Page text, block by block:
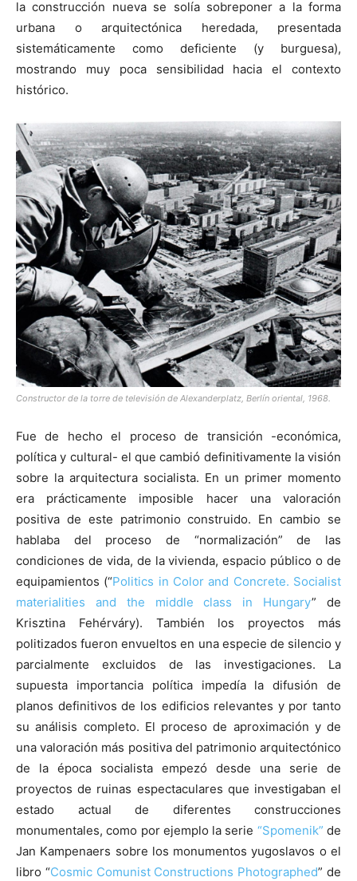
la construcción nueva se solía sobreponer a la forma
urbana o arquitectónica heredada, presentada
sistemáticamente como deficiente (y burguesa),
mostrando muy poca sensibilidad hacia el contexto
histórico.
Constructor de la torre de televisión de Alexanderplatz, Berlín oriental, 1968.
Fue de hecho el proceso de transición -económica,
política y cultural- el que cambió definitivamente la visión
sobre la arquitectura socialista. En un primer momento
era prácticamente imposible hacer una valoración
positiva de este patrimonio construido. En cambio se
hablaba del proceso de “normalización” de las
condiciones de vida, de la vivienda, espacio público o de
equipamientos (“Politics in Color and Concrete. Socialist
materialities and the middle class in Hungary” de
Krisztina Fehérváry). También los proyectos más
politizados fueron envueltos en una especie de silencio y
parcialmente excluidos de las investigaciones. La
supuesta importancia política impedía la difusión de
planos definitivos de los edificios relevantes y por tanto
su análisis completo. El proceso de aproximación y de
una valoración más positiva del patrimonio arquitectónico
de la época socialista empezó desde una serie de
proyectos de ruinas espectaculares que investigaban el
estado actual de diferentes construcciones
monumentales, como por ejemplo la serie “Spomenik” de
Jan Kampenaers sobre los monumentos yugoslavos o el
libro “Cosmic Comunist Constructions Photographed” de